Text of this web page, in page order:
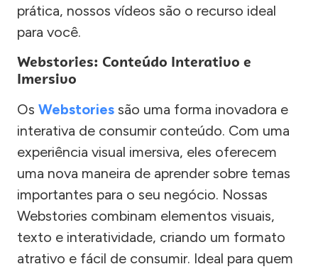
prática, nossos vídeos são o recurso ideal
para você.
Webstories: Conteúdo Interativo e
Imersivo
Os Webstories são uma forma inovadora e
interativa de consumir conteúdo. Com uma
experiência visual imersiva, eles oferecem
uma nova maneira de aprender sobre temas
importantes para o seu negócio. Nossas
Webstories combinam elementos visuais,
texto e interatividade, criando um formato
atrativo e fácil de consumir. Ideal para quem